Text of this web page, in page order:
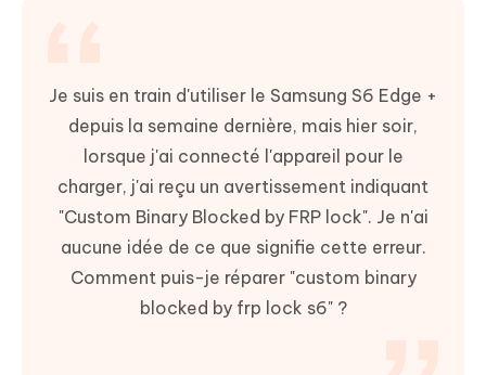
Je suis en train d'utiliser le Samsung S6 Edge +
depuis la semaine dernière, mais hier soir,
lorsque j'ai connecté l'appareil pour le
charger, j'ai reçu un avertissement indiquant
"Custom Binary Blocked by FRP lock". Je n'ai
aucune idée de ce que signifie cette erreur.
Comment puis-je réparer "custom binary
blocked by frp lock s6" ?